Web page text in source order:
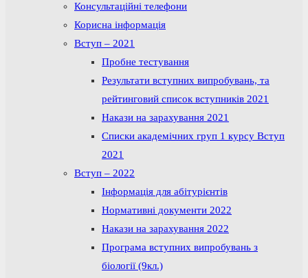
Консультаційні телефони
Корисна інформація
Вступ – 2021
Пробне тестування
Результати вступних випробувань, та
рейтинговий список вступників 2021
Накази на зарахування 2021
Списки академічних груп 1 курсу Вступ
2021
Вступ – 2022
Інформація для абітурієнтів
Нормативні документи 2022
Накази на зарахування 2022
Програма вступних випробувань з
біології (9кл.)